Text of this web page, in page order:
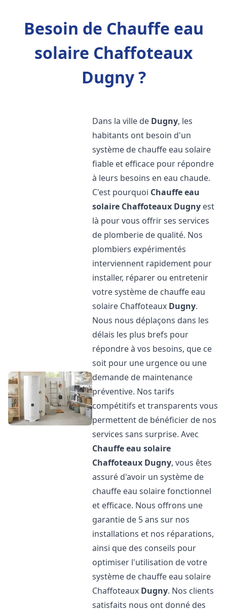
Besoin de Chauffe eau
solaire Chaffoteaux
Dugny ?
Dans la ville de Dugny, les
habitants ont besoin d'un
système de chauffe eau solaire
fiable et efficace pour répondre
à leurs besoins en eau chaude.
C'est pourquoi Chauffe eau
solaire Chaffoteaux Dugny est
là pour vous offrir ses services
de plomberie de qualité. Nos
plombiers expérimentés
interviennent rapidement pour
installer, réparer ou entretenir
votre système de chauffe eau
solaire Chaffoteaux Dugny.
Nous nous déplaçons dans les
délais les plus brefs pour
répondre à vos besoins, que ce
soit pour une urgence ou une
demande de maintenance
préventive. Nos tarifs
compétitifs et transparents vous
permettent de bénéficier de nos
services sans surprise. Avec
Chauffe eau solaire
Chaffoteaux Dugny, vous êtes
assuré d'avoir un système de
chauffe eau solaire fonctionnel
et efficace. Nous offrons une
garantie de 5 ans sur nos
installations et nos réparations,
ainsi que des conseils pour
optimiser l'utilisation de votre
système de chauffe eau solaire
Chaffoteaux Dugny. Nos clients
satisfaits nous ont donné des